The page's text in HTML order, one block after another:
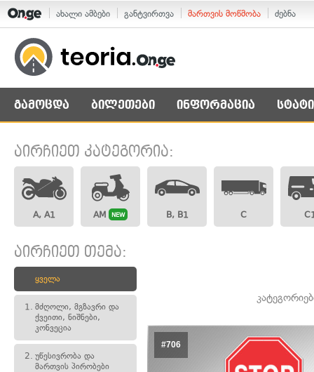
ახალი ამბები განტვირთვა მართვის მოწმობა ძებნა
გამოცდა ბილეთები ინფორმაცია
აირჩიეთ კატეგორია:
A, A1 AM NEW B, B1 C
აირჩიეთ თემა:
ყველა
1. მძღოლი, მგზავრი და
ქვეითი, ნიშნები,
კონვეცია
2. უწესივრობა და
მართვის პირობები
#706